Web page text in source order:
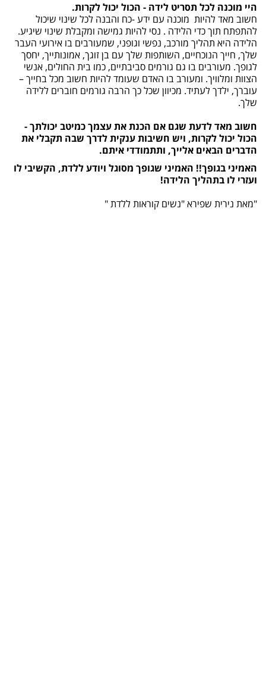
היי מוכנה לכל תסריט לידה - הכול יכול לקרות.
חשוב מאד להיות מוכנה עם ידע -כח והבנה לכל שינוי שיכול
להתפתח תוך כדי הלידה . נסי להיות גמישה ומקבלת שינוי שיגיע.
הלידה היא תהליך מורכב, נפשי וגופני, שמעורבים בו אירועי העבר
שלך, חייך הנוכחיים, השותפות שלך עם בן זוגך, אמונותייך, יחסך
לגופך. מעורבים בו גם גורמים סביבתיים, כמו בית החולים, אנשי
הצוות ומלוויך. ומעורב בו האדם שעומד להיות חשוב מכל בחייך –
עוברך, ילדך לעתיד. מכיוון שכל כך הרבה גורמים חוברים ללידה
שלך.
חשוב מאד לדעת שגם אם הכנת את עצמך כמיטב יכולתך -
הכול יכול לקרות, ויש חשיבות ענקית לדרך שבה תקבלי את
הדברים הבאים אלייך, ותתמודדי איתם.
האמיני בגופך!! האמיני שגופך מסוגל ויודע ללדת, הקשיבי לו
ועזרי לו בתהליך הלידה!
"מאת נירית שפירא "נשים קוראות ללדת "